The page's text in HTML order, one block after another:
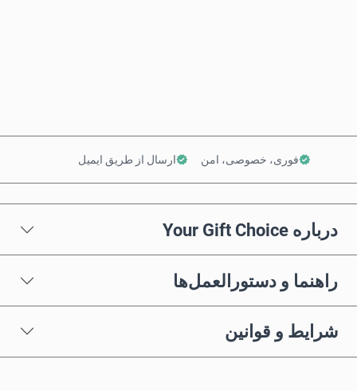
فوری، خصوصی، امن ارسال از طریق ایمیل
درباره Your Gift Choice
راهنما و دستورالعمل‌ها
شرایط و قوانین